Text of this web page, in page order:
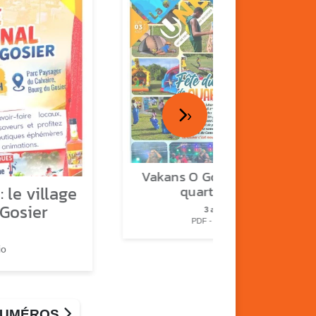
le village
Vakans O Gozyé : fête de
quartier n°2
3 août
PDF - 2.3 Mio
›